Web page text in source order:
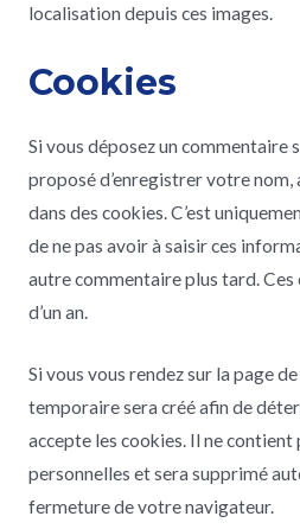
localisation depuis ces images.
Cookies
Si vous déposez un commentaire
proposé d’enregistrer votre nom,
dans des cookies. C’est
de ne pas avoir à saisir ces
autre commentaire plus tard.
d’un an.
Si vous vous rendez sur la page
temporaire sera créé afin de
accepte les cookies. Il ne contient
personnelles et sera supprimé
fermeture de votre navigateur.